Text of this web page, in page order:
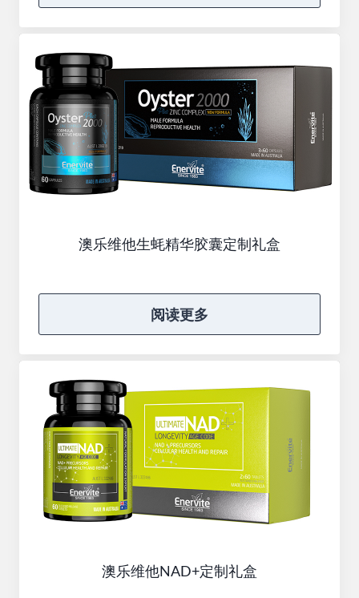
澳乐维他生蚝精华胶囊定制礼盒
阅读更多
澳乐维他NAD+定制礼盒